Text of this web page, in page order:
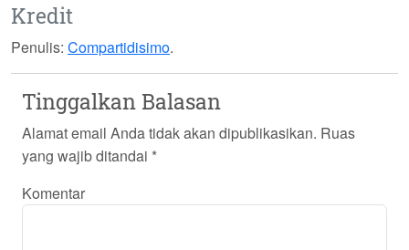
Kredit
Penulis: Compartidisimo.
Tinggalkan Balasan
Alamat email Anda tidak akan dipublikasikan. Ruas
yang wajib ditandai *
Komentar